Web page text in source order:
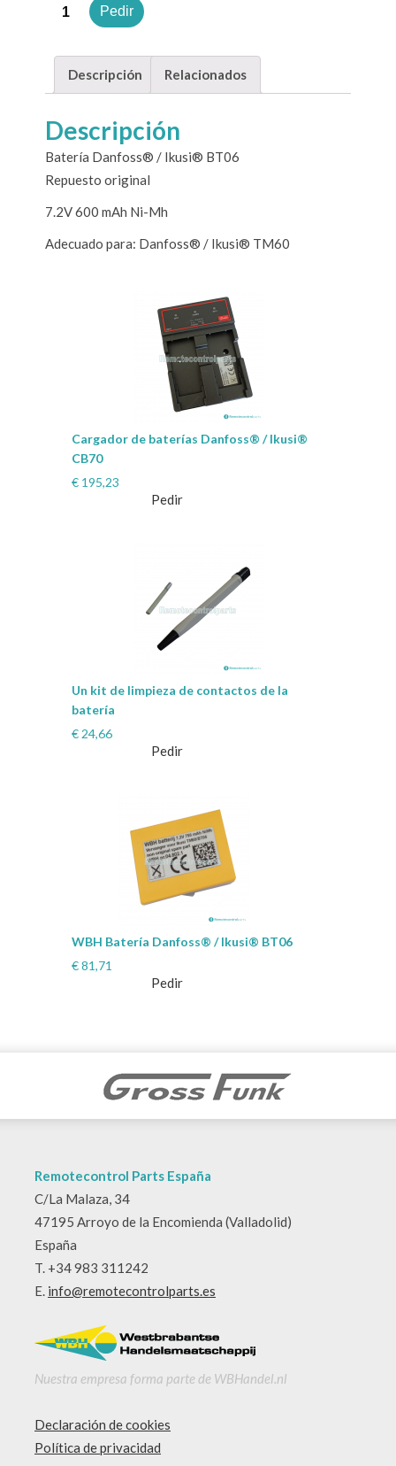
Cantidad Pedir
Descripción Relacionados
Descripción
Batería Danfoss® / Ikusi® BT06
Repuesto original
7.2V 600 mAh Ni-Mh
Adecuado para: Danfoss® / Ikusi® TM60
Cargador de baterías Danfoss® / Ikusi®
CB70
€ 195,23
Pedir
Un kit de limpieza de contactos de la
batería
€ 24,66
Pedir
WBH Batería Danfoss® / Ikusi® BT06
€81,71
Pedir
Remotecontrol Parts España
C/La Malaza, 34
47195 Arroyo de la Encomienda (Valladolid)
España
T. +34 983 311242
E. info@remotecontrolparts.es
Nuestra empresa forma parte de WBHandel.nl
Declaración de cookies
Política de privacidad